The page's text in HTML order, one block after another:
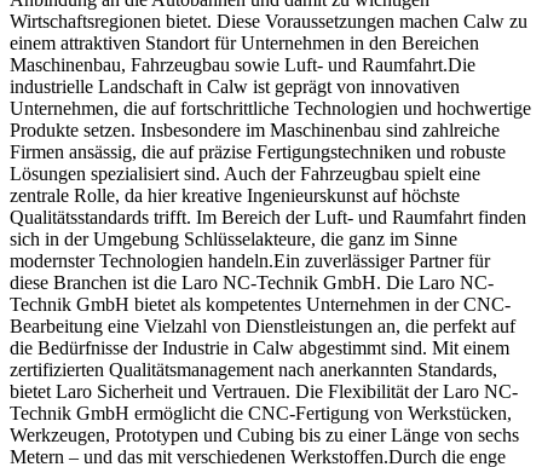
Wirtschaftsregionen bietet. Diese Voraussetzungen machen Calw zu
einem attraktiven Standort für Unternehmen in den Bereichen
Maschinenbau, Fahrzeugbau sowie Luft- und Raumfahrt.Die
industrielle Landschaft in Calw ist geprägt von innovativen
Unternehmen, die auf fortschrittliche Technologien und hochwertige
Produkte setzen. Insbesondere im Maschinenbau sind zahlreiche
Firmen ansässig, die auf präzise Fertigungstechniken und robuste
Lösungen spezialisiert sind. Auch der Fahrzeugbau spielt eine
zentrale Rolle, da hier kreative Ingenieurskunst auf höchste
Qualitätsstandards trifft. Im Bereich der Luft- und Raumfahrt finden
sich in der Umgebung Schlüsselakteure, die ganz im Sinne
modernster Technologien handeln.Ein zuverlässiger Partner für
diese Branchen ist die Laro NC-Technik GmbH. Die Laro NC-
Technik GmbH bietet als kompetentes Unternehmen in der CNC-
Bearbeitung eine Vielzahl von Dienstleistungen an, die perfekt auf
die Bedürfnisse der Industrie in Calw abgestimmt sind. Mit einem
zertifizierten Qualitätsmanagement nach anerkannten Standards,
bietet Laro Sicherheit und Vertrauen. Die Flexibilität der Laro NC-
Technik GmbH ermöglicht die CNC-Fertigung von Werkstücken,
Werkzeugen, Prototypen und Cubing bis zu einer Länge von sechs
Metern – und das mit verschiedenen Werkstoffen.Durch die enge